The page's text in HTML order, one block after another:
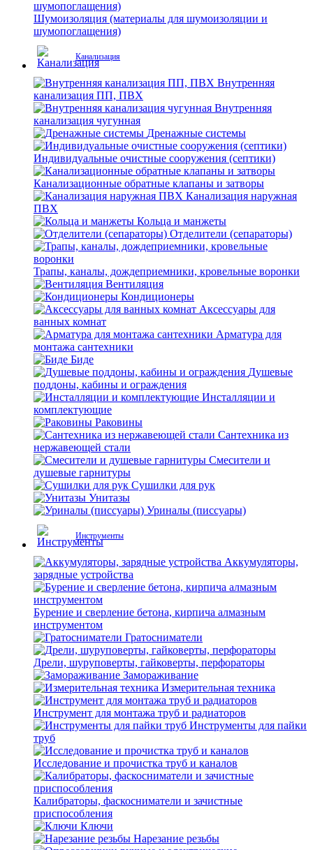
Шумоизоляция (материалы для шумоизоляции и
шумопоглащения)
Канализация
Внутренняя
канализация ПП, ПВХ
Внутренняя
канализация чугунная
Дренажные системы
Индивидуальные очистные сооружения (септики)
Канализационные обратные клапаны и затворы
Канализация наружная
ПВХ
Кольца и манжеты
Отделители (сепараторы)
Трапы, каналы, дождеприемники, кровельные воронки
Вентиляция
Кондиционеры
Аксессуары для
ванных комнат
Арматура для
монтажа сантехники
Биде
Душевые
поддоны, кабины и ограждения
Инсталляции и
комплектующие
Раковины
Сантехника из
нержавеющей стали
Смесители и
душевые гарнитуры
Сушилки для рук
Унитазы
Уриналы (писсуары)
Инструменты
Аккумуляторы,
зарядные устройства
Бурение и сверление бетона, кирпича алмазным
инструментом
Гратосниматели
Дрели, шуруповерты, гайковерты, перфораторы
Замораживание
Измерительная техника
Инструмент для монтажа труб и радиаторов
Инструменты для пайки
труб
Исследование и прочистка труб и каналов
Калибраторы, фаскосниматели и зачистные
приспособления
Ключи
Нарезание резьбы